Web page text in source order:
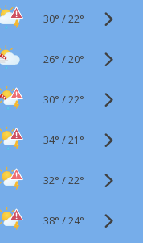
30° /22°
26° /20°
30° /22°
34° /21°
32° /22°
38° /24°